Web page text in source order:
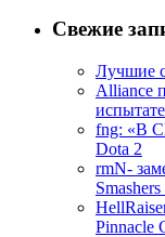
Свежие
Лучшие
Alliance
fng: «В
Dota 2
rmN-
Pinnacle